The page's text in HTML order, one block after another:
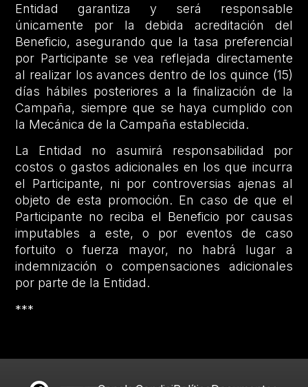
Entidad garantiza y será responsable
únicamente por la debida acreditación del
Beneficio, asegurando que la tasa preferencial
por Participante se vea reflejada directamente
al realizar los avances dentro de los quince (15)
días hábiles posteriores a la finalización de la
Campaña, siempre que se haya cumplido con
la Mecánica de la Campaña establecida.
La Entidad no asumirá responsabilidad por
costos o gastos adicionales en los que incurra
el Participante, ni por controversias ajenas al
objeto de esta promoción. En caso de que el
Participante no reciba el Beneficio por causas
imputables a este, o por eventos de caso
fortuito o fuerza mayor, no habrá lugar a
indemnización o compensaciones adicionales
por parte de la Entidad.
***